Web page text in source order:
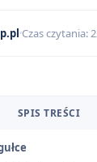
Czas czytania:
SPIS TREŚCI